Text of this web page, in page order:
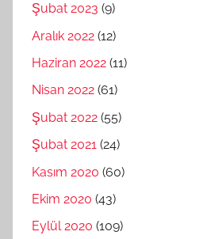
Şubat 2023 (9)
Aralık 2022 (12)
Haziran 2022 (11)
Nisan 2022 (61)
Şubat 2022 (55)
Şubat 2021 (24)
Kasım 2020 (60)
Ekim 2020 (43)
Eylül 2020 (109)